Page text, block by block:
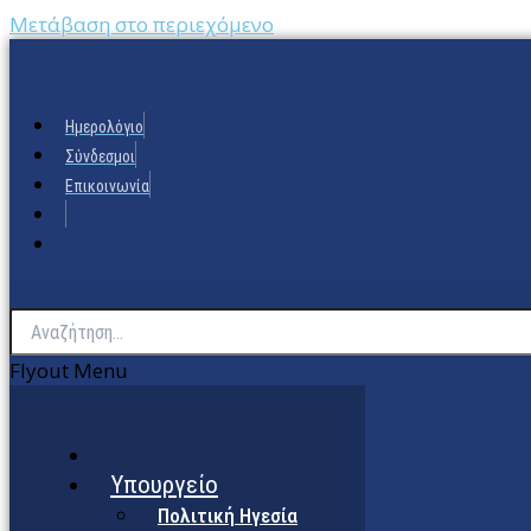
Μετάβαση στο περιεχόμενο
Ημερολόγιο
Σύνδεσμοι
Επικοινωνία
Flyout Menu
Υπουργείο
Πολιτική Ηγεσία